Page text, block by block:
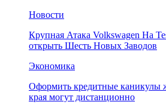
Новости
Крупная Атака Volkswagen На
открыть Шесть Новых Заводов
Экономика
Оформить кредитные каникулы
края могут дистанционно